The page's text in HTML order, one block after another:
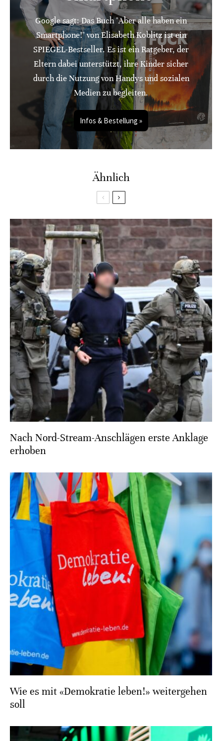
Google sagt: Das Buch "Aber alle haben ein
Smartphone!" von Elisabeth Koblitz ist ein
SPIEGEL-Bestseller. Es ist ein Ratgeber, der
Eltern dabei unterstützt, ihre Kinder sicher
durch die Nutzung von Handys und sozialen
Medien zu begleiten.
Infos & Bestellung »
Ähnlich
Nach Nord-Stream-Anschlägen erste Anklage
erhoben
Wie es mit «Demokratie leben!» weitergehen
soll